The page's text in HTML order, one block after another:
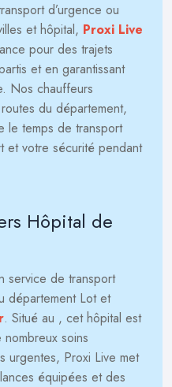
d’urgence ou
et hôpital, Proxi Live
pour des trajets
et en garantissant
Nos chauffeurs
du département,
le temps de transport
et votre sécurité pendant
Hôpital de
service de transport
département Lot et
. Situé au , cet hôpital est
soins
urgentes, Proxi Live met
équipées et des